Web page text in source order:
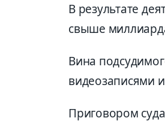
В результате
свыше
Вина
видеозаписями
Приговором